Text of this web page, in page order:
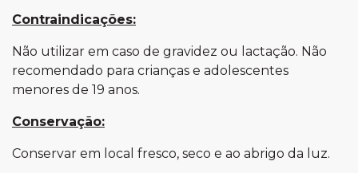
Contraindicações:
Não utilizar em caso de gravidez ou lactação. Não
recomendado para crianças e adolescentes
menores de 19 anos.
Conservação:
Conservar em local fresco, seco e ao abrigo da luz.